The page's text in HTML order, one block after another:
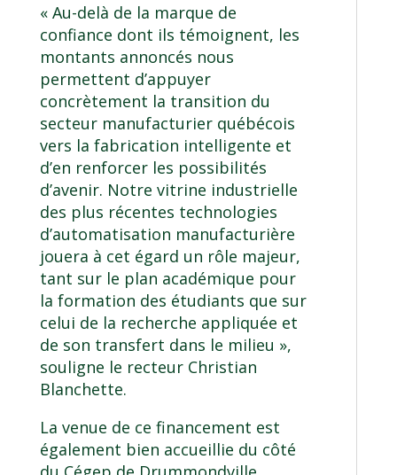
« Au-delà de la marque de
confiance dont ils témoignent, les
montants annoncés nous
permettent d’appuyer
concrètement la transition du
secteur manufacturier québécois
vers la fabrication intelligente et
d’en renforcer les possibilités
d’avenir. Notre vitrine industrielle
des plus récentes technologies
d’automatisation manufacturière
jouera à cet égard un rôle majeur,
tant sur le plan académique pour
la formation des étudiants que sur
celui de la recherche appliquée et
de son transfert dans le milieu »,
souligne le recteur Christian
Blanchette.
La venue de ce financement est
également bien accueillie du côté